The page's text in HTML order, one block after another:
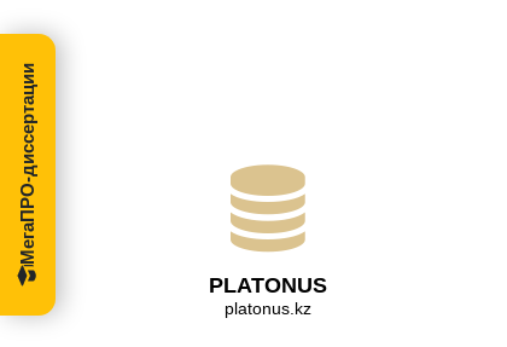
PLATONUS
platonus.kz
МегаПРО-диссертации